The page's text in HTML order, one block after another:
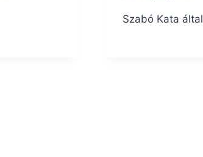
Szabó Kata által